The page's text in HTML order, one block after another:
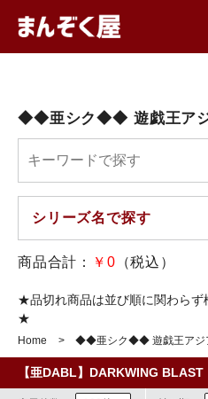
=================================
まんぞく屋
◆◆亜シク◆◆ 遊戯王アジ
商品合計： ￥0 （税込）
★品切れ商品は並び順に関わらず
★
Home ◆◆亜シク◆◆ 遊戯王アジ
【亜DABL】DARKWING BLAST